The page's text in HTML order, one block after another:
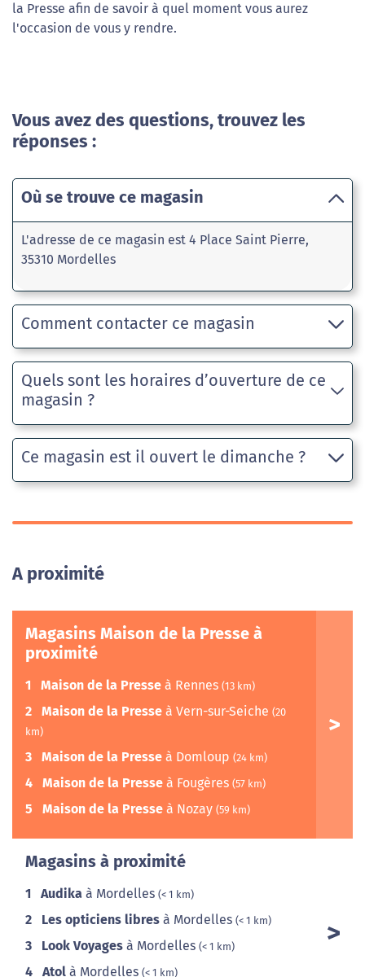
la Presse afin de savoir à quel moment vous aurez
l'occasion de vous y rendre.
Vous avez des questions, trouvez les
réponses :
Où se trouve ce magasin
L'adresse de ce magasin est 4 Place Saint Pierre,
35310 Mordelles
Comment contacter ce magasin
Quels sont les horaires d’ouverture de ce
magasin ?
Ce magasin est il ouvert le dimanche ?
A proximité
Magasins Maison de la Presse à
proximité
1 Maison de la Presse à Rennes (13 km)
2 Maison de la Presse à Vern-sur-Seiche (20
km)
3 Maison de la Presse à Domloup (24 km)
4 Maison de la Presse à Fougères (57 km)
5 Maison de la Presse à Nozay (59 km)
Magasins à proximité
1 Audika à Mordelles (< 1 km)
2 Les opticiens libres à Mordelles (< 1 km)
3 Look Voyages à Mordelles (< 1 km)
4 Atol à Mordelles (< 1 km)